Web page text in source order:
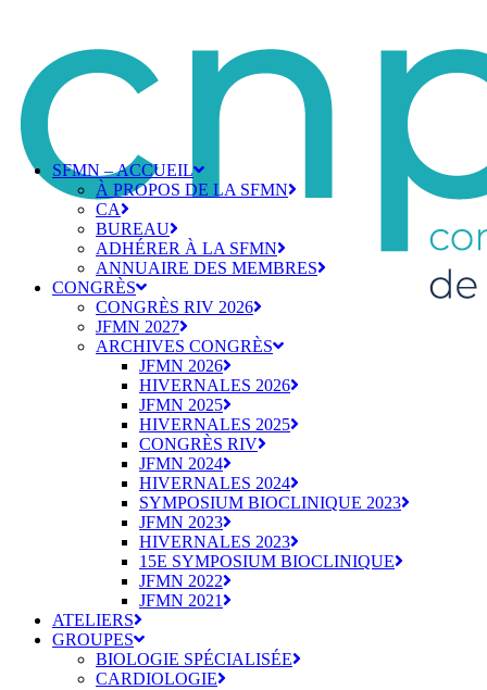
SFMN – ACCUEIL
À PROPOS DE LA SFMN
CA
BUREAU
ADHÉRER À LA SFMN
ANNUAIRE DES MEMBRES
CONGRÈS
CONGRÈS RIV 2026
JFMN 2027
ARCHIVES CONGRÈS
JFMN 2026
HIVERNALES 2026
JFMN 2025
HIVERNALES 2025
CONGRÈS RIV
JFMN 2024
HIVERNALES 2024
SYMPOSIUM BIOCLINIQUE 2023
JFMN 2023
HIVERNALES 2023
15E SYMPOSIUM BIOCLINIQUE
JFMN 2022
JFMN 2021
ATELIERS
GROUPES
BIOLOGIE SPÉCIALISÉE
CARDIOLOGIE